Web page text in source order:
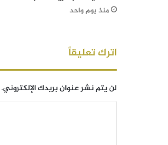
منذ يوم واحد
اترك تعليقاً
لن يتم نشر عنوان بريدك الإلكتروني.